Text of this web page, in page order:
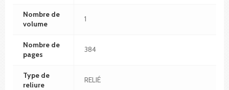
Nombre de
volume
1
Nombre de
pages
384
Type de
reliure
RELIÉ